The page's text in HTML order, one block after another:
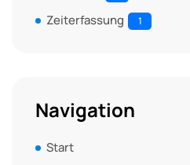
Zeiterfassung 1
Navigation
Start